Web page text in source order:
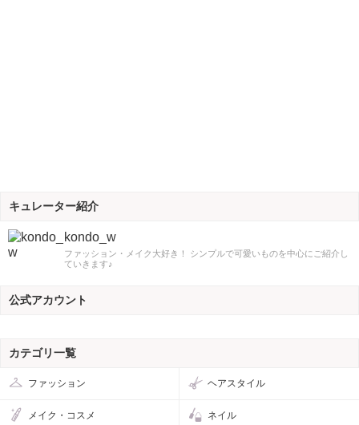
キュレーター紹介
kondo_w
ファッション・メイク大好き！ シンプルで可愛いものを中心にご紹介し
ていきます♪
公式アカウント
カテゴリ一覧
ファッション ヘアスタイル
メイク・コスメ ネイル